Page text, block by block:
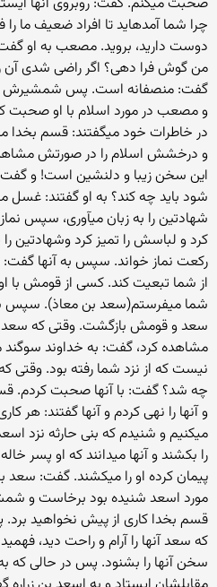
چرا شما آمده‏اید تا افراد ضعیف ما
دوست دارید، بروید. مصعب به او
من گوش فرا دهی؟ اگر راضی شدی آن را
گفت: منصفانه است. پس شمشیرش
و مصعب در مورد اسلام با او صحبت
در خاطرات خود می‏گفتند: قسم بخدا
و درخشش اسلام را در صورتش
این سخن زیبا و دلنشین است! و
شود باید چه کند؟ به او گفتند: غسل
شهادتین را به زبان می‏آوری، سپس
کرد و لباسش را تمیز کرد وشهادتین
رکعت نماز خواند. سپس به آنها
از شما تبعیت کند. کسی از قومش با او
شما می‏فرستم(سعد بن معاذ). سپس
سعد و قومش بازگشت. وقتی که سعد
مشاهده کرد، گفت: به خداوند
نیست که از نزد شما رفته بود. وقتی
چه شد؟ گفت: با آنها صحبت کردم.
و آنها را نهی کردم و آنها گفتند: هر
می‏کنیم و شنیدم که بنی حارثه نزد
را بکشند و آنها می‏دانند که او پسر
پیمان کرده او را می‏کشند. گفت: سعد
مورد اسعد شنیده بود برخاست و
قسم بخدا کاری از پیش نخواهید
که سعد آنها را آرام و راحت دید،
سخن آنها را بشنود. پس در حالی که به